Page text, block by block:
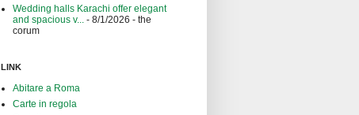
Wedding halls Karachi offer elegant
and spacious v... - 8/1/2026 - the
corum
LINK
Abitare a Roma
Carte in regola